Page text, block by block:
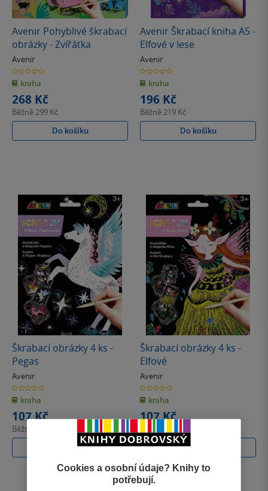
Avenir Pohyblivé škrabací
obrázky - Zvířátka
Avenir
0.0
z
5
hvězdiček
kniha
268 Kč
Běžně299 Kč
Do košíku
Avenir Škrabací kniha A5 -
Elfové v lese
Avenir
0.0
z
5
hvězdiček
kniha
196 Kč
Běžně219 Kč
Do košíku
Škrabací obrázky 4 ks -
Pegas
Avenir
0.0
z
5
hvězdiček
kniha
107 Kč
Běžně
Do košíku
Škrabací obrázky 4 ks -
Elfové
Avenir
0.0
z
5
hvězdiček
kniha
107 Kč
Do košíku
Cookies a osobní údaje? Knihy to
potřebují.